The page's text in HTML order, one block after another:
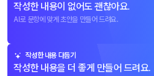
작성한 내용이 없어도 괜찮아요.
AI로 문항에 맞게 초안을 만들어 드려요.
작성한 내용 다듬기
작성한 내용을 더 좋게 만들어 드려요.